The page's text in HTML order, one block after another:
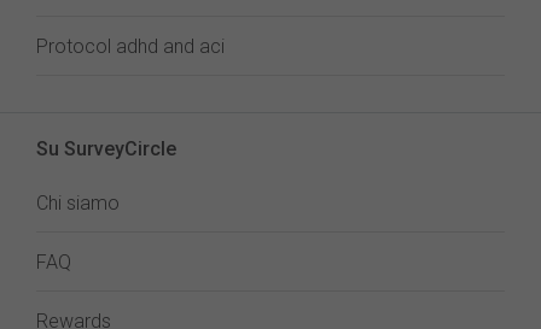
Protocol adhd and aci
Su SurveyCircle
Chi siamo
FAQ
Rewards